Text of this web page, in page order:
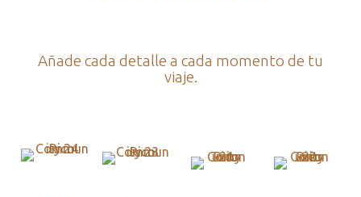
Añade cada detalle a cada momento de tu
viaje.